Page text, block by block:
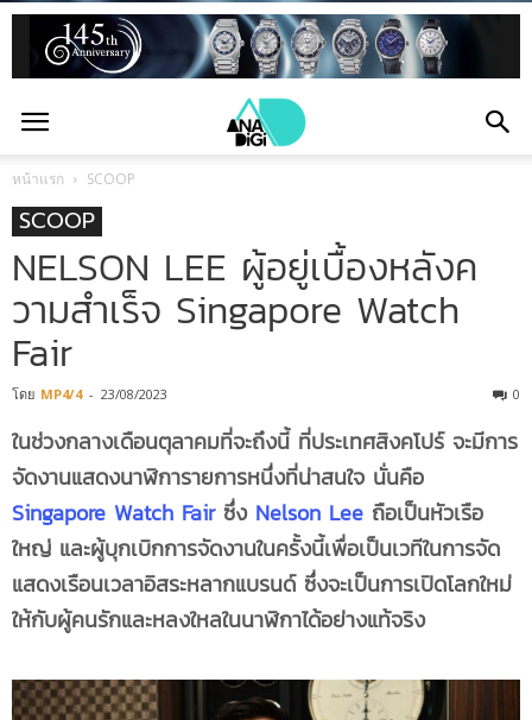
หน้าแรก SCOOP
SCOOP
NELSON LEE ผู้อยู่เบื้องหลังค
วามสำเร็จ Singapore Watch
Fair
โดย MP4/4 - 23/08/2023 0
ในช่วงกลางเดือนตุลาคมที่จะถึงนี้ ที่ประเทศสิงคโปร์ จะมีการ
จัดงานแสดงนาฬิการายการหนึ่งที่น่าสนใจ นั่นคือ
Singapore Watch Fairซึ่ง Nelson Lee ถือเป็นหัวเรือ
ใหญ่ และผู้บุกเบิกการจัดงานในครั้งนี้เพื่อเป็นเวทีในการจัด
แสดงเรือนเวลาอิสระหลากแบรนด์ ซึ่งจะเป็นการเปิดโลกใหม่
ให้กับผู้คนรักและหลงใหลในนาฬิกาได้อย่างแท้จริง